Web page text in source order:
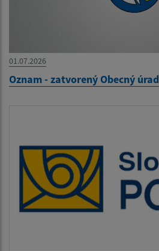
01.07.2026
Oznam - zatvorený Obecný úrad